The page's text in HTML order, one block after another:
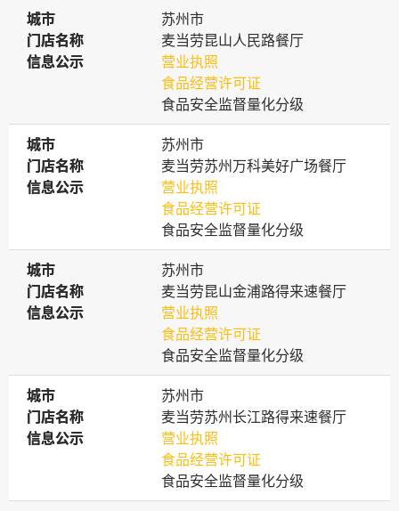
城市
城市
苏州市
门店名称
门店名称
麦当劳昆山人民路餐厅
信息公示
信息公示
营业执照
食品经营许可证
食品安全监督量化分级
城市
城市
苏州市
门店名称
门店名称
麦当劳苏州万科美好广场餐厅
信息公示
信息公示
营业执照
食品经营许可证
食品安全监督量化分级
城市
城市
苏州市
门店名称
门店名称
麦当劳昆山金浦路得来速餐厅
信息公示
信息公示
营业执照
食品经营许可证
食品安全监督量化分级
城市
城市
苏州市
门店名称
门店名称
麦当劳苏州长江路得来速餐厅
信息公示
信息公示
营业执照
食品经营许可证
食品安全监督量化分级